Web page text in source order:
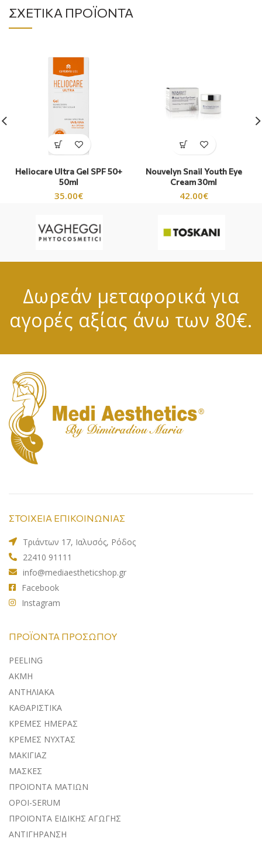
ΣΧΕΤΙΚΆ ΠΡΟΪΌΝΤΑ
Heliocare Ultra Gel SPF 50+
50ml
35.00€
Nouvelyn Snail Youth Eye
Cream 30ml
42.00€
Δωρεάν μεταφορικά για
αγορές αξίας άνω των 80€.
ΣΤΟΙΧΕΙΑ ΕΠΙΚΟΙΝΩΝΙΑΣ
Τριάντων 17, Ιαλυσός, Ρόδος
22410 91111
info@mediaestheticshop.gr
Facebook
Instagram
ΠΡΟΪΌΝΤΑ ΠΡΟΣΏΠΟΥ
PEELING
ΑΚΜΗ
ΑΝΤΗΛΙΑΚA
ΚΑΘΑΡΙΣΤΙΚΑ
ΚΡΕΜΕΣ ΗΜΕΡΑΣ
ΚΡΕΜΕΣ ΝΥΧΤΑΣ
ΜΑΚΙΓΙΑΖ
ΜΑΣΚΕΣ
ΠΡΟΪΟΝΤΑ ΜΑΤΙΩΝ
ΟΡΟΙ-SERUM
ΠΡΟΪΟΝΤΑ ΕΙΔΙΚΗΣ ΑΓΩΓΗΣ
ΑΝΤΙΓΗΡΑΝΣΗ